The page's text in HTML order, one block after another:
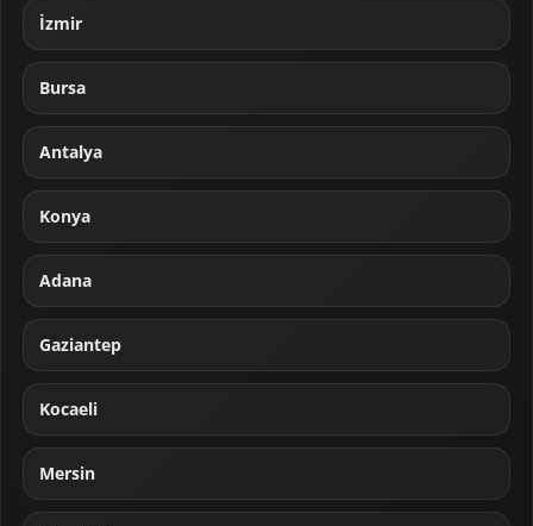
İzmir
Bursa
Antalya
Konya
Adana
Gaziantep
Kocaeli
Mersin